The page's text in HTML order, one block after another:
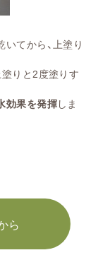
上塗り
塗りす
発揮しま
ら